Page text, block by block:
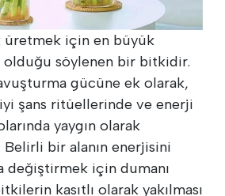
üretmek için en büyük
olduğu söylenen bir bitkidir.
gücüne ek olarak,
şans ritüellerinde ve enerji
yaygın olarak
Belirli bir alanın enerjisini
değiştirmek için dumanı
kasıtlı olarak yakılması